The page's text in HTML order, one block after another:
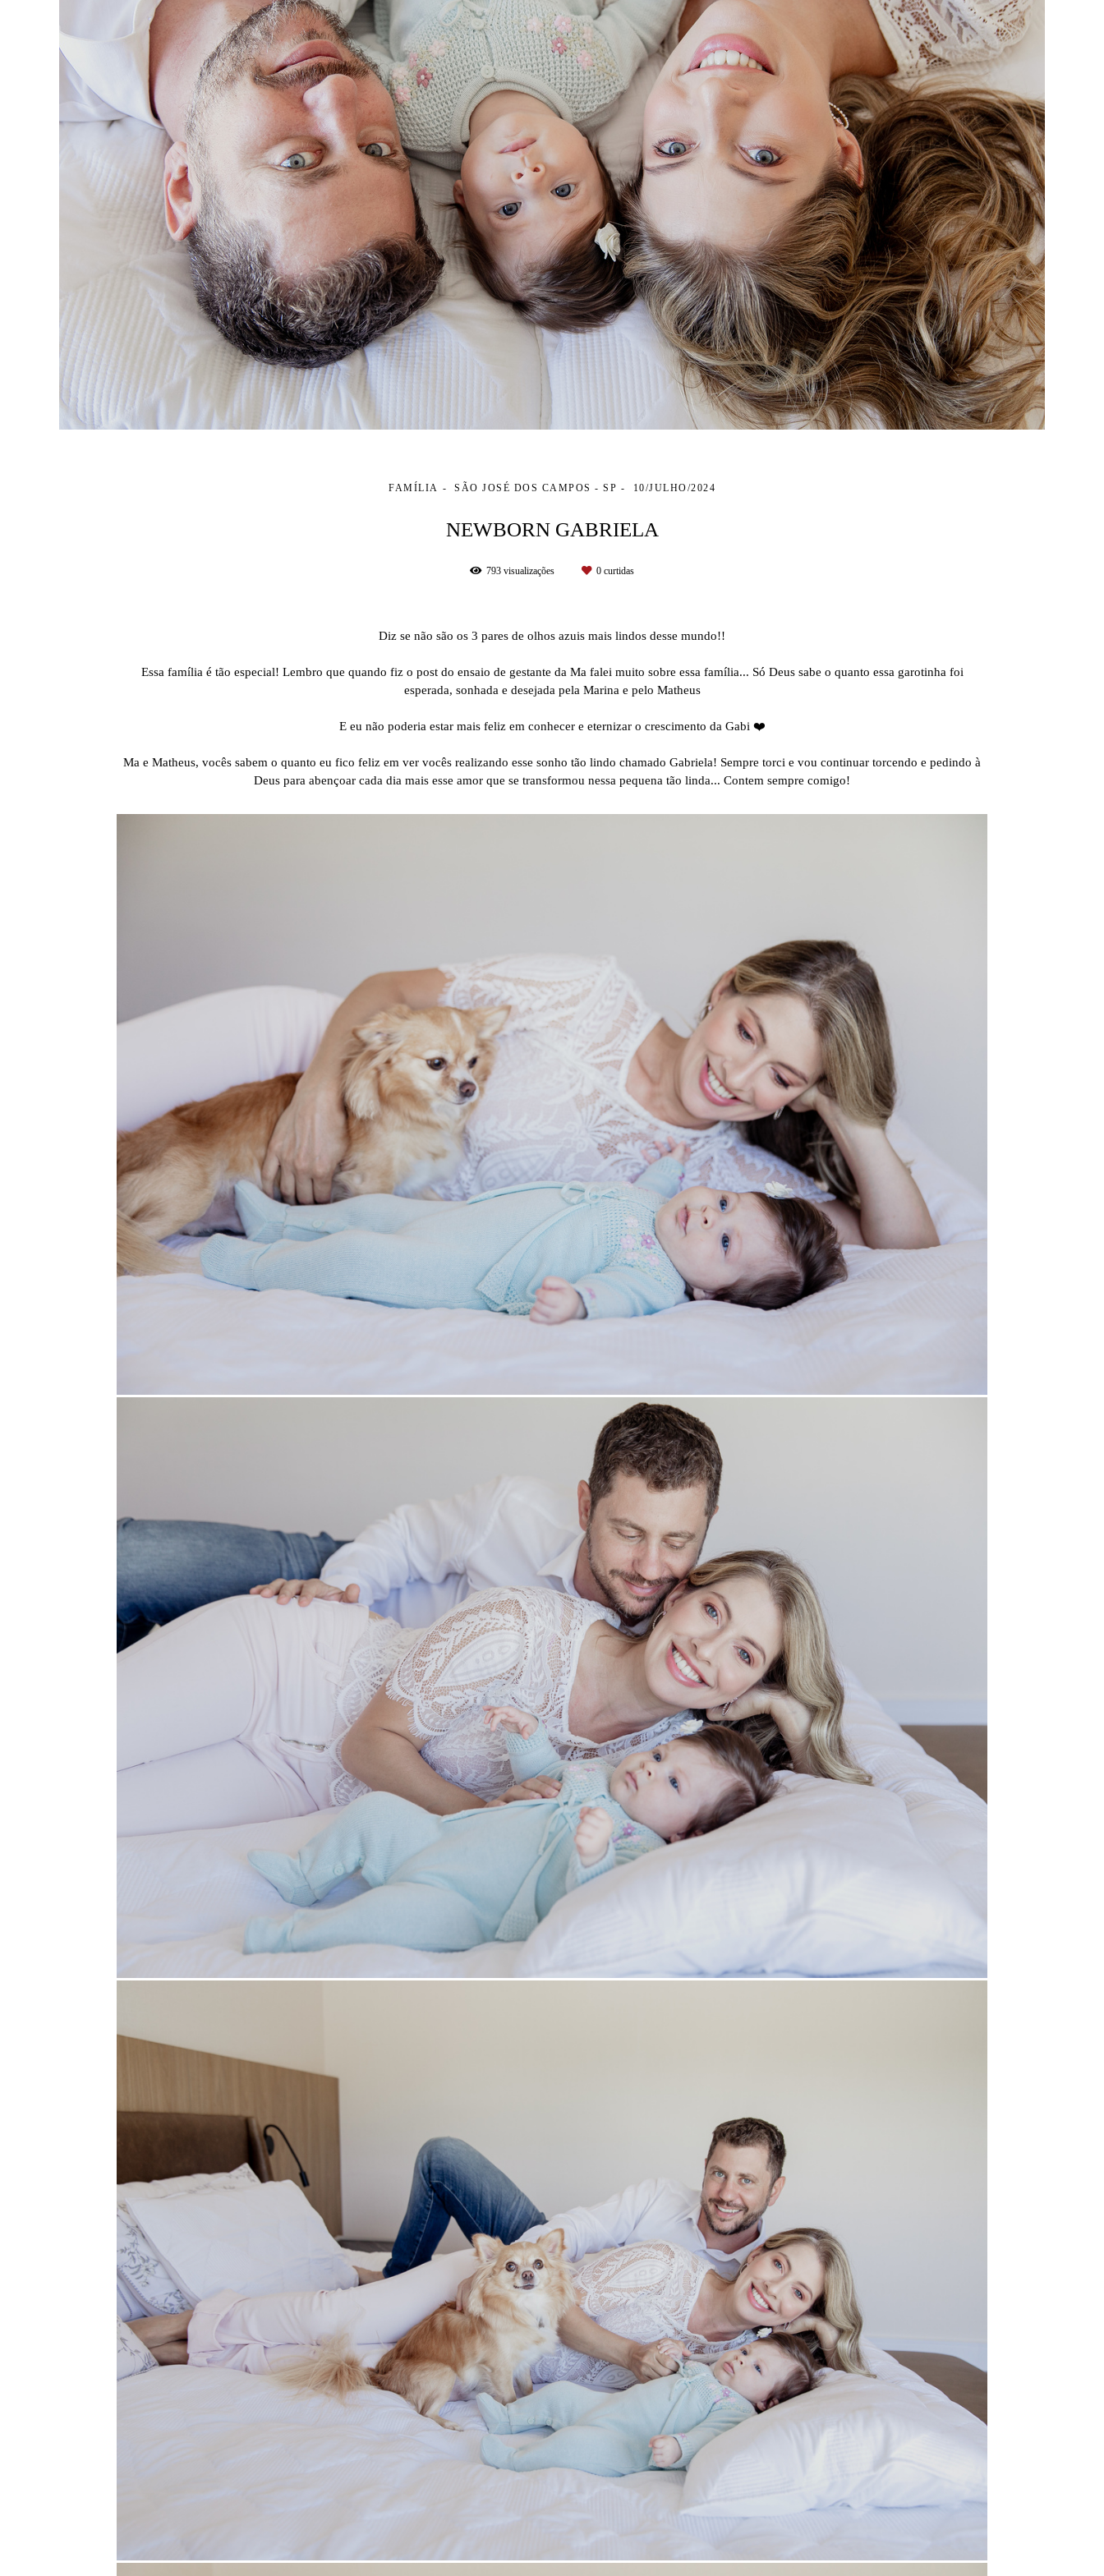
FAMÍLIA SÃO JOSÉ DOS CAMPOS - SP 10/JULHO/2024
NEWBORN GABRIELA
793 visualizações 0 curtidas
Diz se não são os 3 pares de olhos azuis mais lindos desse mundo!!
Essa família é tão especial! Lembro que quando fiz o post do ensaio de gestante da Ma falei muito sobre essa família... Só Deus sabe o quanto essa garotinha foi
esperada, sonhada e desejada pela Marina e pelo Matheus
E eu não poderia estar mais feliz em conhecer e eternizar o crescimento da Gabi ❤️
Ma e Matheus, vocês sabem o quanto eu fico feliz em ver vocês realizando esse sonho tão lindo chamado Gabriela! Sempre torci e vou continuar torcendo e pedindo à
Deus para abençoar cada dia mais esse amor que se transformou nessa pequena tão linda... Contem sempre comigo!